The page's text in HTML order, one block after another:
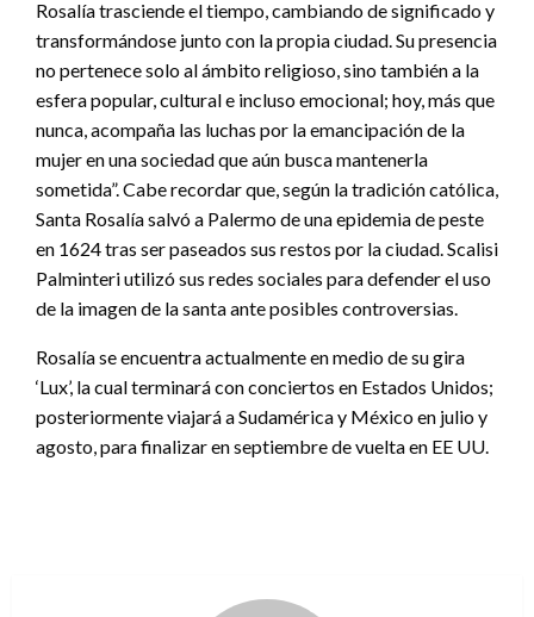
Rosalía trasciende el tiempo, cambiando de significado y
transformándose junto con la propia ciudad. Su presencia
no pertenece solo al ámbito religioso, sino también a la
esfera popular, cultural e incluso emocional; hoy, más que
nunca, acompaña las luchas por la emancipación de la
mujer en una sociedad que aún busca mantenerla
sometida”. Cabe recordar que, según la tradición católica,
Santa Rosalía salvó a Palermo de una epidemia de peste
en 1624 tras ser paseados sus restos por la ciudad. Scalisi
Palminteri utilizó sus redes sociales para defender el uso
de la imagen de la santa ante posibles controversias.
Rosalía se encuentra actualmente en medio de su gira
‘Lux’, la cual terminará con conciertos en Estados Unidos;
posteriormente viajará a Sudamérica y México en julio y
agosto, para finalizar en septiembre de vuelta en EE UU.